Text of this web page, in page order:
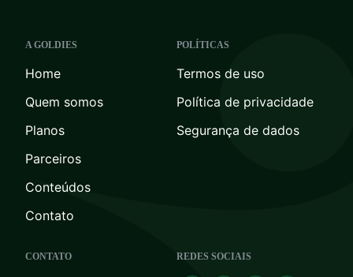
A GOLDIES
Home
Quem somos
Planos
Parceiros
Conteúdos
Contato
POLÍTICAS
Termos de uso
Política de privacidade
Segurança de dados
CONTATO REDES SOCIAIS